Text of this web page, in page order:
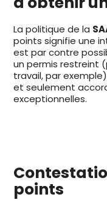
La politique de la
points signifie une
est par contre
un permis restreint
travail, par
et seulement
exceptionnelles.
points